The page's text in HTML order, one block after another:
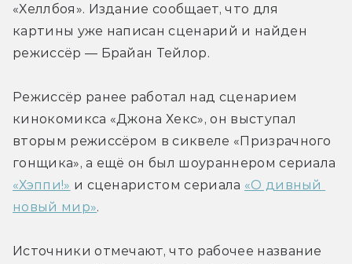
«Хеллбоя». Издание сообщает, что для
картины уже написан сценарий и найден
режиссёр — Брайан Тейлор.
Режиссёр ранее работал над сценарием
кинокомикса «Джона Хекс», он выступал
вторым режиссёром в сиквеле «Призрачного
«Хэппи!» и сценаристом сериала «О дивный
новый мир».
Источники отмечают, что рабочее название